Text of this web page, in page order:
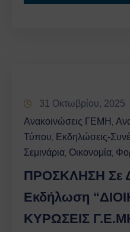
31 Οκτωβρίου, 2025
Ανακοινώσεις ΓΕΜΗ ‚
Τύπου‚ Εκδηλώσεις-
Σεμινάρια‚ Οικονομία‚
ΠΡΟΣΚΛΗΣΗ Σε
Εκδήλωση
ΚΥΡΩΣΕΙΣ